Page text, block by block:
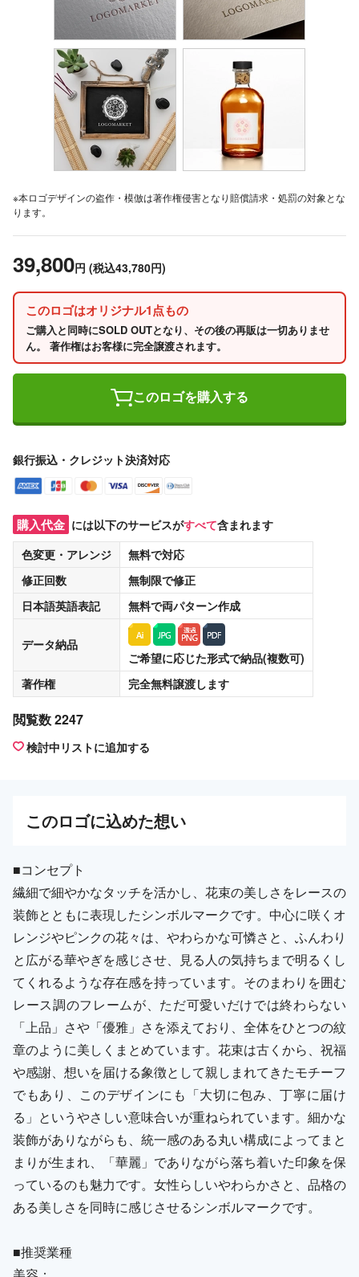
※本ロゴデザインの盗作・模倣は著作権侵害となり賠償請求・処罰の対象とな
ります。
39,800円 (税込43,780円)
このロゴはオリジナル1点もの
ご購入と同時にSOLD OUTとなり、その後の再販は一切ありませ
ん。 著作権はお客様に完全譲渡されます。
このロゴを購入する
銀行振込・クレジット決済対応
購入代金 には以下のサービスがすべて含まれます
色変更・アレンジ
無料で対応
修正回数
無制限で修正
日本語英語表記
無料で両パターン作成
データ納品
ご希望に応じた形式で納品(複数可)
著作権
完全無料譲渡します
閲覧数 2247
検討中リストに追加する
このロゴに込めた想い
■コンセプト
繊細で細やかなタッチを活かし、花束の美しさをレースの
装飾とともに表現したシンボルマークです。中心に咲くオ
レンジやピンクの花々は、やわらかな可憐さと、ふんわり
と広がる華やぎを感じさせ、見る人の気持ちまで明るくし
てくれるような存在感を持っています。そのまわりを囲む
レース調のフレームが、ただ可愛いだけでは終わらない
「上品」さや「優雅」さを添えており、全体をひとつの紋
章のように美しくまとめています。花束は古くから、祝福
や感謝、想いを届ける象徴として親しまれてきたモチーフ
でもあり、このデザインにも「大切に包み、丁寧に届け
る」というやさしい意味合いが重ねられています。細かな
装飾がありながらも、統一感のある丸い構成によってまと
まりが生まれ、「華麗」でありながら落ち着いた印象を保
っているのも魅力です。女性らしいやわらかさと、品格の
ある美しさを同時に感じさせるシンボルマークです。
■推奨業種